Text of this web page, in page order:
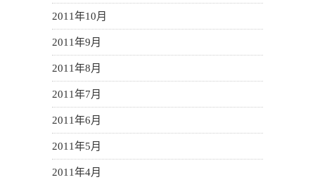
2011年10月
2011年9月
2011年8月
2011年7月
2011年6月
2011年5月
2011年4月